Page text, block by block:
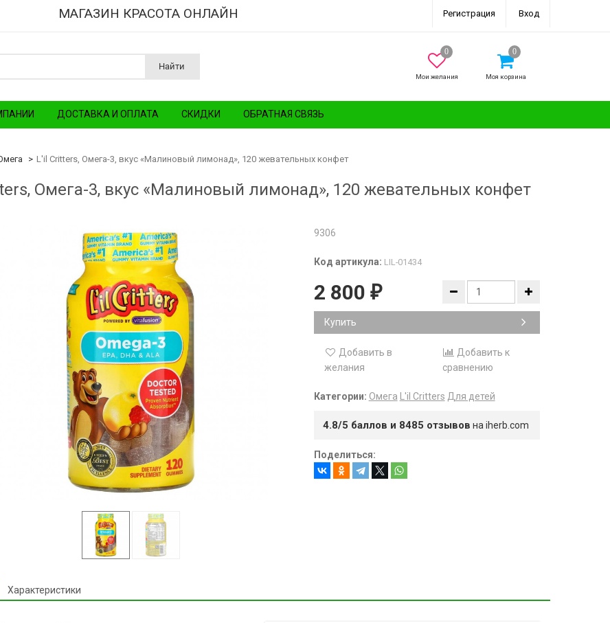
МАГАЗИН КРАСОТА ОНЛАЙН Регистрация Вход
Найти
Мои желания Моя корзина
ДОСТАВКА И ОПЛАТА СКИДКИ ОБРАТНАЯ СВЯЗЬ
L'il Critters, Омега-3, вкус «Малиновый лимонад», 120 жевательных конфет
Омега-3, вкус «Малиновый лимонад», 120 жевательных конфет
9306
Код артикула: LIL-01434
2 800 ₽
Купить
Добавить в
желания
Добавить к
сравнению
Категории: Омега L'il Critters Для детей
4.8/5 баллов и 8485 отзывов на iherb.com
Поделиться:
Характеристики